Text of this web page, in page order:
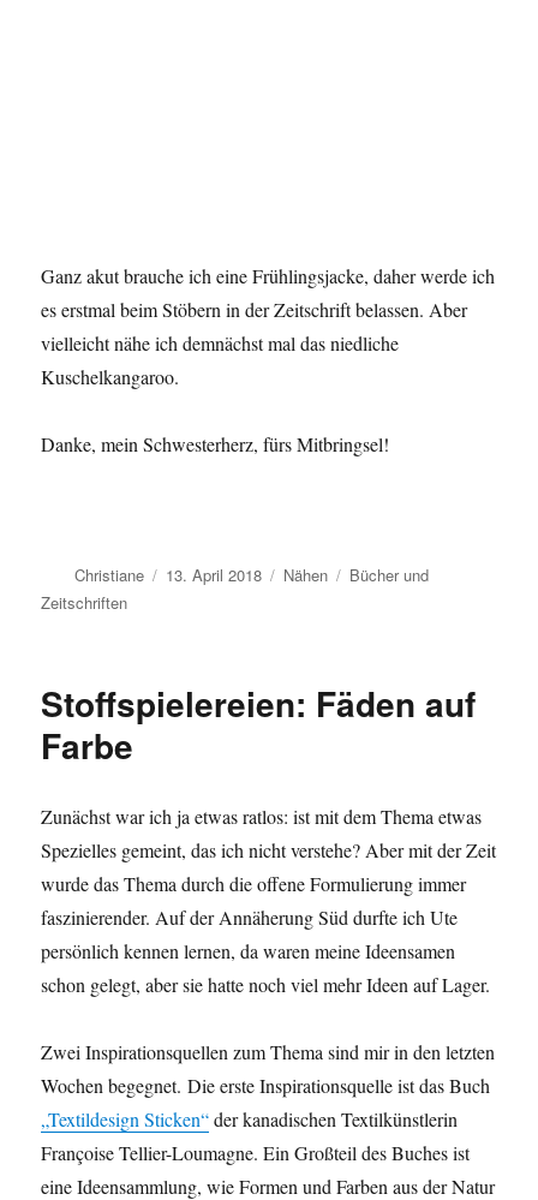
Ganz akut brauche ich eine Frühlingsjacke, daher werde ich
es erstmal beim Stöbern in der Zeitschrift belassen. Aber
vielleicht nähe ich demnächst mal das niedliche
Kuschelkangaroo.
Danke, mein Schwesterherz, fürs Mitbringsel!
Autor
Christiane
Veröffentlicht
13. April 2018 Kategorien
Nähen Schlagwörter
Bücher und
Zeitschriften
Stoffspielereien: Fäden auf
Farbe
Zunächst war ich ja etwas ratlos: ist mit dem Thema etwas
Spezielles gemeint, das ich nicht verstehe? Aber mit der Zeit
wurde das Thema durch die offene Formulierung immer
faszinierender. Auf der Annäherung Süd durfte ich Ute
persönlich kennen lernen, da waren meine Ideensamen
schon gelegt, aber sie hatte noch viel mehr Ideen auf Lager.
Zwei Inspirationsquellen zum Thema sind mir in den letzten
Wochen begegnet. Die erste Inspirationsquelle ist das Buch
„Textildesign Sticken“der kanadischen Textilkünstlerin
Françoise Tellier-Loumagne. Ein Großteil des Buches ist
eine Ideensammlung, wie Formen und Farben aus der Natur